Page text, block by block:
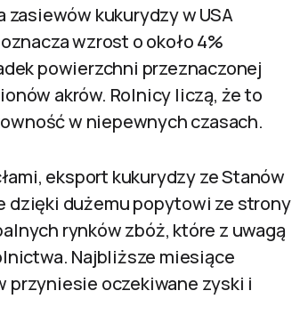
kukurydzy w USA
wzrost o około 4%
powierzchni przeznaczonej
akrów. Rolnicy liczą, że to
w niepewnych czasach.
eksport kukurydzy ze Stanów
dzięki dużemu popytowi ze strony
rynków zbóż, które z uwagą
Najbliższe miesiące
przyniesie oczekiwane zyski i